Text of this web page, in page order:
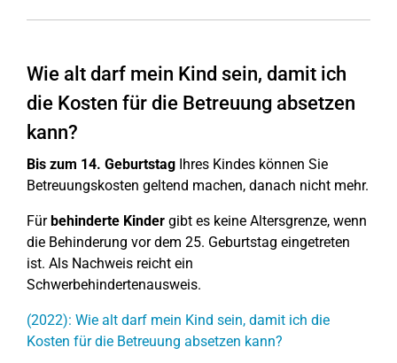
Wie alt darf mein Kind sein, damit ich
die Kosten für die Betreuung absetzen
kann?
Bis zum 14. Geburtstag Ihres Kindes können Sie
Betreuungskosten geltend machen, danach nicht mehr.
Fürbehinderte Kinder gibt es keine Altersgrenze, wenn
die Behinderung vor dem 25. Geburtstag eingetreten
ist. Als Nachweis reicht ein
Schwerbehindertenausweis.
(2022): Wie alt darf mein Kind sein, damit ich die
Kosten für die Betreuung absetzen kann?